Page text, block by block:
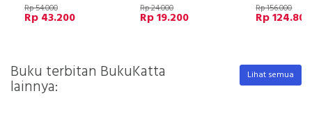
Rp 54.000
Rp 43.200
Rp 24.000
Rp 19.200
Rp 156.000
Rp 124.800
Buku terbitan BukuKatta
lainnya:
Lihat semua